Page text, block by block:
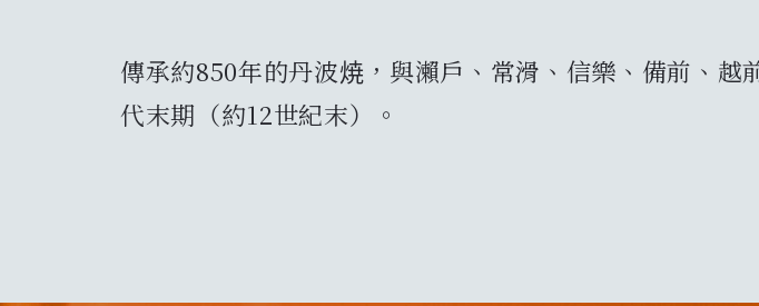
傳承約850年的丹波焼，與瀨戶、常滑、信樂、備前、
代末期（約12世紀末）。